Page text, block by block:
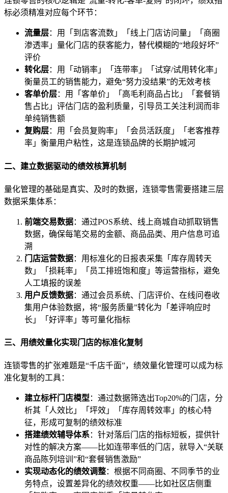
标必须精准对应每个环节：
流量层：用「到店客流数」「线上门店访问量」「商圈
渗透率」量化门店的获客能力，替代模糊的“地段好坏”
评价
转化层：用「动销率」「连带率」「试穿/试用转化率」
衡量员工的销售能力，避免“努力没结果”的无效考核
客单价层：用「客单价」「高毛利商品占比」「套餐销
售占比」评估门店的盈利质量，引导员工关注利润而非
单纯销售额
复购层：用「会员复购率」「会员活跃度」「老客推荐
率」衡量用户粘性，这是连锁品牌的长期护城河
二、建立数据驱动的绩效核算机制
量化管理的基础是真实、及时的数据，连锁零售需要搭建三层
数据采集体系：
前端交易数据：通过POS系统、线上商城自动抓取销售
数据，确保每笔交易的金额、商品品类、用户信息可追
溯
门店运营数据：用标准化的日报表采集「库存周转天
数」「损耗率」「员工排班饱和度」等运营指标，避免
人工填报的误差
用户反馈数据：通过会员系统、门店评价、在线问卷收
集用户体验数据，将“服务质量”转化为「差评响应时
长」「好评率」等可量化指标
三、用绩效量化实现门店的标准化复制
连锁零售的扩张难题是“千店千面”，绩效量化管理可以成为标
准化复制的工具：
建立标杆门店模型：通过数据筛选出Top20%的门店，分
析其「人效比」「坪效」「库存周转效率」的核心特
征，形成可复制的绩效标准
搭建绩效辅导体系：针对落后门店的指标短板，提供针
对性的解决方案——比如连带率低的门店，就导入“关联
商品陈列培训”和“套餐销售激励”
实现动态化的绩效调整：根据不同商圈、不同季节的业
务特点，设置差异化的绩效权重——比如社区店侧重